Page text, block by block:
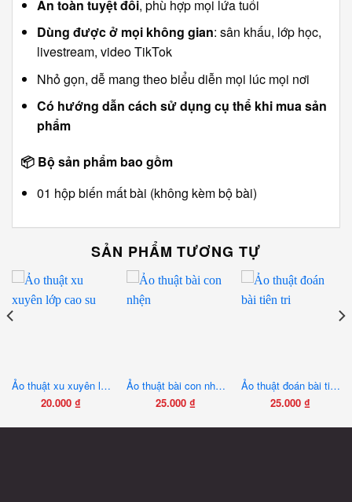
An toàn tuyệt đối, phù hợp mọi lứa tuổi
Dùng được ở mọi không gian: sân khấu, lớp học,
livestream, video TikTok
Nhỏ gọn, dễ mang theo biểu diễn mọi lúc mọi nơi
Có hướng dẫn cách sử dụng cụ thể khi mua sản
phẩm
📦 Bộ sản phẩm bao gồm
01 hộp biến mất bài (không kèm bộ bài)
SẢN PHẨM TƯƠNG TỰ
Ảo thuật xu xuyên lớp cao su
20.000₫
Ảo thuật bài con nhện
25.000₫
Ảo thuật đoán bài tiên tri
25.000₫